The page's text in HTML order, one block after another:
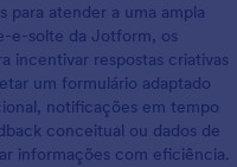
para atender a uma ampla
e-solte da Jotform, os
incentivar respostas criativas
um formulário adaptado
notificações em tempo
conceitual ou dados de
informações com eficiência.